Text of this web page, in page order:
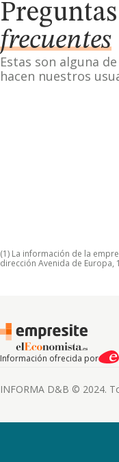
Preguntas
frecuentes
Estas son alguna
hacen nuestros
(1) La información de la
dirección Avenida de Europa,
Información ofrecida por
INFORMA D&B © 2024.